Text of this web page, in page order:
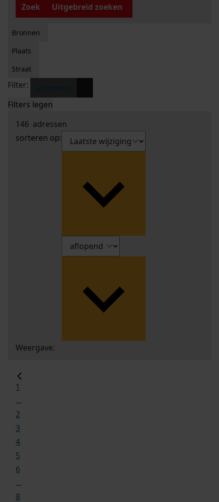
Zoek
Uitgebreid zoeken
Bronnen
Plaats
Straat
Filter:
Filters legen
146 adressen
sorteren op:
Weergave:
1
...
2
3
4
5
6
...
8